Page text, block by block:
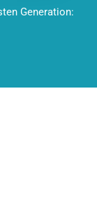
Generation: